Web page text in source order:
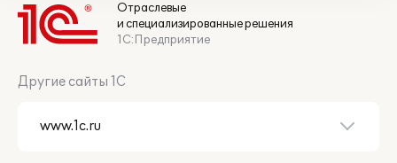
Отраслевые
и специализированные решения
1С:Предприятие
Другие сайты 1С